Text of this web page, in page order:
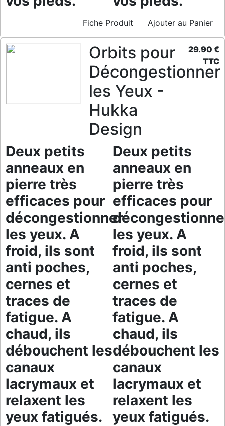
Fiche Produit Ajouter au Panier
Orbits pour
Décongestionner
les Yeux -
Hukka
Design
Deux petits
anneaux en
pierre très
efficaces pour
décongestionner
les yeux. A
froid, ils sont
anti poches,
cernes et
traces de
fatigue. A
chaud, ils
débouchent les
canaux
lacrymaux et
relaxent les
yeux fatigués.
Deux petits
anneaux en
pierre très
efficaces pour
les yeux. A
froid, ils sont
anti poches,
cernes et
traces de
fatigue. A
chaud, ils
débouchent les
canaux
lacrymaux et
relaxent les
yeux fatigués.
29.90 €
TTC